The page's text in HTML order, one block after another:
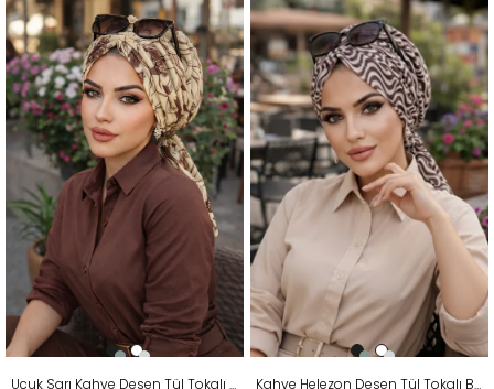
Uçuk Sarı Kahve Desen Tül Tokalı Bone Kahve Helezon Desen Tül Tokalı Bone